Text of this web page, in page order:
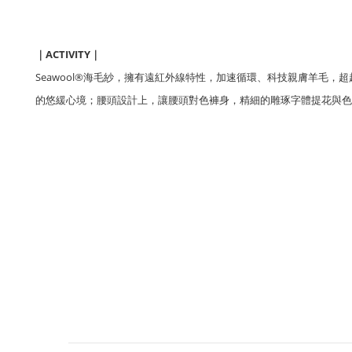
ACTIVITY
Seawool®海毛紗， 擁有遠紅外線特性，加速循環、 科技親膚羊毛，
的悠緩心境； 腰頭設計上，讓腰頭對色褲身， 精細的雕琢字體提花與